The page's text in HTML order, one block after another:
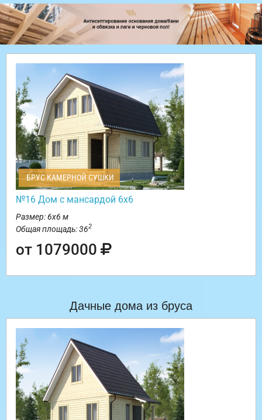
БРУС КАМЕРНОЙ СУШКИ
№16 Дом с мансардой 6х6
Размер: 6х6 м
Общая площадь: 362
от 1079000
Дачные дома из бруса